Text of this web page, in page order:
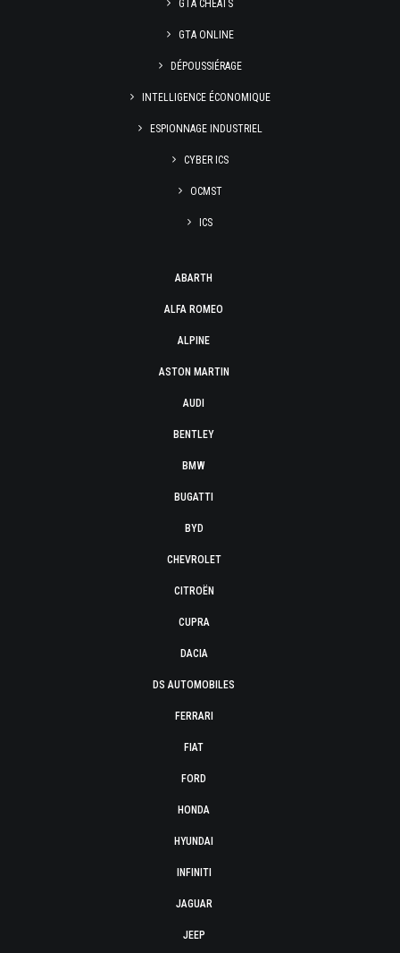
GTA CHEATS
GTA ONLINE
DÉPOUSSIÉRAGE
INTELLIGENCE ÉCONOMIQUE
ESPIONNAGE INDUSTRIEL
CYBER ICS
OCMST
ICS
ABARTH
ALFA ROMEO
ALPINE
ASTON MARTIN
AUDI
BENTLEY
BMW
BUGATTI
BYD
CHEVROLET
CITROËN
CUPRA
DACIA
DS AUTOMOBILES
FERRARI
FIAT
FORD
HONDA
HYUNDAI
INFINITI
JAGUAR
JEEP